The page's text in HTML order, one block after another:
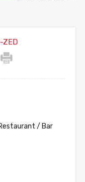
ZED
/ Bar